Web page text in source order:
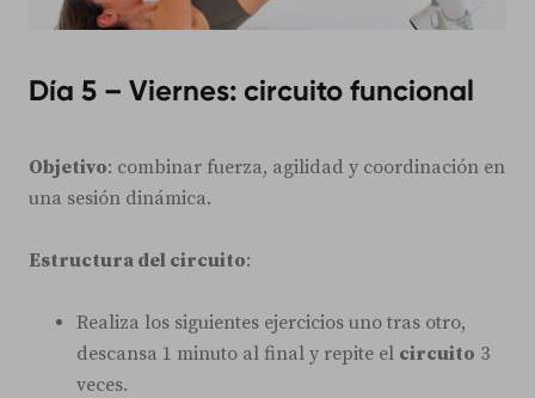
Día 5 – Viernes: circuito funcional
Objetivo: combinar fuerza, agilidad y coordinación en
una sesión dinámica.
Estructura del circuito:
Realiza los siguientes ejercicios uno tras otro,
descansa 1 minuto al final y repite el circuito 3
veces.